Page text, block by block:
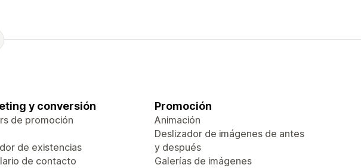
y conversión
de promoción
de existencias
de contacto
Promoción
Animación
Deslizador de imágenes de antes
y después
Galerías de imágenes